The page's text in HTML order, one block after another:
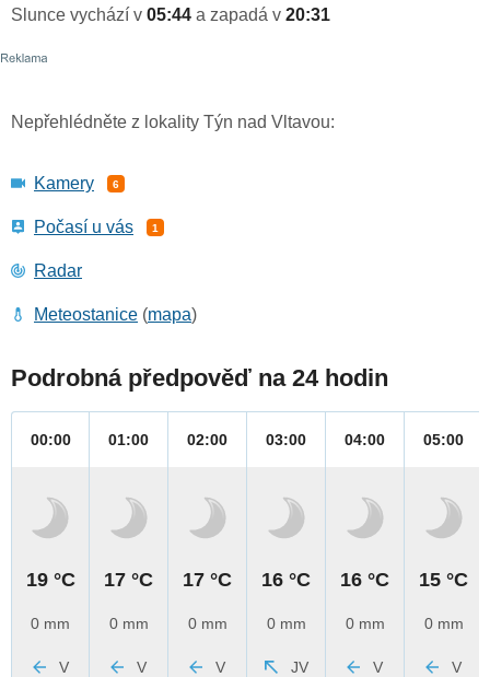
Slunce vychází v 05:44 a zapadá v 20:31
Nepřehlédněte z lokality Týn nad Vltavou:
Kamery 6
Počasí u vás 1
Radar
Meteostanice (mapa)
Podrobná předpověď na 24 hodin
00:00
19 °C
0 mm
V
01:00
17 °C
0 mm
V
02:00
17 °C
0 mm
V
03:00
16 °C
0 mm
JV
04:00
16 °C
0 mm
V
05:00
15 °C
0 mm
V